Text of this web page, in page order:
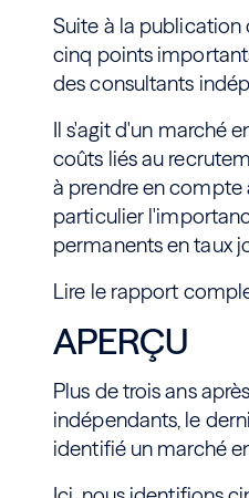
Suite à la publication
cinq points
des consultants
Il s'agit d'un marché
coûts liés au
à prendre en
particulier
permanents en taux
Lire le rapport
APERÇU
Plus de trois ans
indépendants, le
identifié un marché